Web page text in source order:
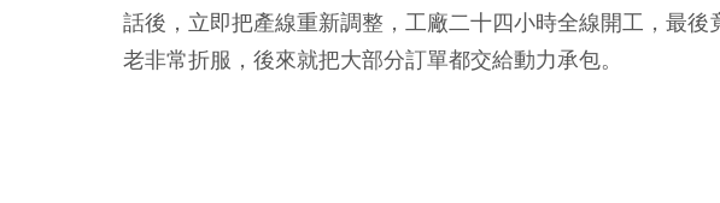
話後，立即把產線重新調整，工廠二十四小時全線開工，最
老非常折服，後來就把大部分訂單都交給動力承包。